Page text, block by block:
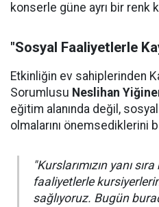
konserle güne ayrı bir renk
"Sosyal Faaliyetlerle
Etkinliğin ev sahiplerinden
Sorumlusu Neslihan
eğitim alanında değil,
olmalarını önemsediklerini
"Kurslarımızın yanı
faaliyetlerle
sağlıyoruz. Bugün